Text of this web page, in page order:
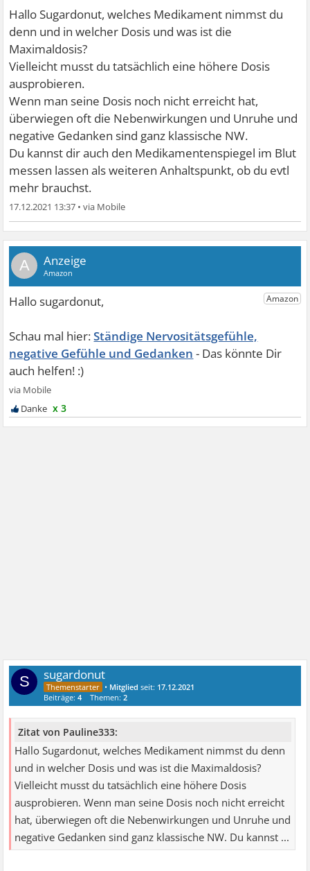
Hallo Sugardonut, welches Medikament nimmst du
denn und in welcher Dosis und was ist die
Maximaldosis?
Vielleicht musst du tatsächlich eine höhere Dosis
ausprobieren.
Wenn man seine Dosis noch nicht erreicht hat,
überwiegen oft die Nebenwirkungen und Unruhe und
negative Gedanken sind ganz klassische NW.
Du kannst dir auch den Medikamentenspiegel im Blut
messen lassen als weiteren Anhaltspunkt, ob du evtl
mehr brauchst.
17.12.2021 13:37 •
A
Ständige Nervositätsgefühle,
negative Gefühle und Gedanken
x 3
S sugardonut
• Mitglied seit: 17.12.2021
Beiträge:4 Themen:2
Zitat von Pauline333:
Hallo Sugardonut, welches Medikament nimmst du denn
und in welcher Dosis und was ist die Maximaldosis?
Vielleicht musst du tatsächlich eine höhere Dosis
ausprobieren. Wenn man seine Dosis noch nicht erreicht
hat, überwiegen oft die Nebenwirkungen und Unruhe und
negative Gedanken sind ganz klassische NW. Du kannst ...